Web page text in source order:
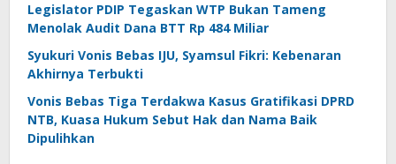
Legislator PDIP Tegaskan WTP Bukan Tameng
Menolak Audit Dana BTT Rp 484 Miliar
Syukuri Vonis Bebas IJU, Syamsul Fikri: Kebenaran
Akhirnya Terbukti
Vonis Bebas Tiga Terdakwa Kasus Gratifikasi DPRD
NTB, Kuasa Hukum Sebut Hak dan Nama Baik
Dipulihkan